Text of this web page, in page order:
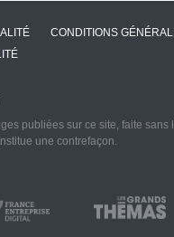
CONDITIONS
publiées sur ce site, faite sans
une contrefaçon.